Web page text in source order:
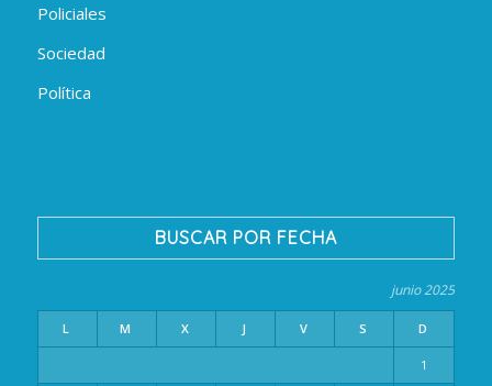
Policiales
Sociedad
Política
BUSCAR POR FECHA
junio 2025
L M X J V S D
1